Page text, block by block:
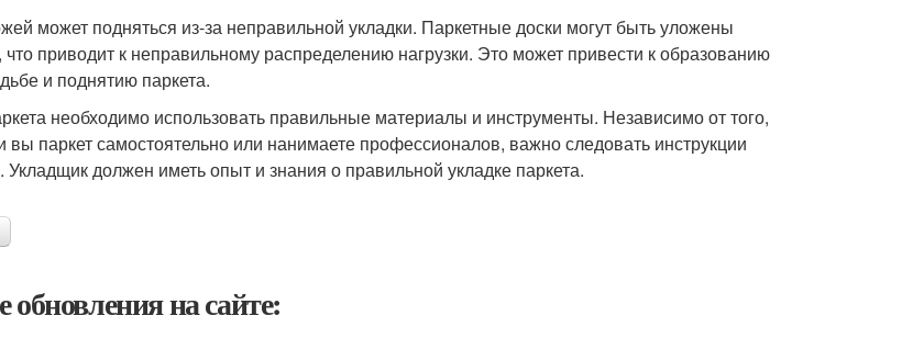
может подняться из-за неправильной укладки. Паркетные доски могут быть уложены
приводит к неправильному распределению нагрузки. Это может привести к образованию
и поднятию паркета.
необходимо использовать правильные материалы и инструменты. Независимо от того,
вы паркет самостоятельно или нанимаете профессионалов, важно следовать инструкции
Укладщик должен иметь опыт и знания о правильной укладке паркета.
обновления на сайте: